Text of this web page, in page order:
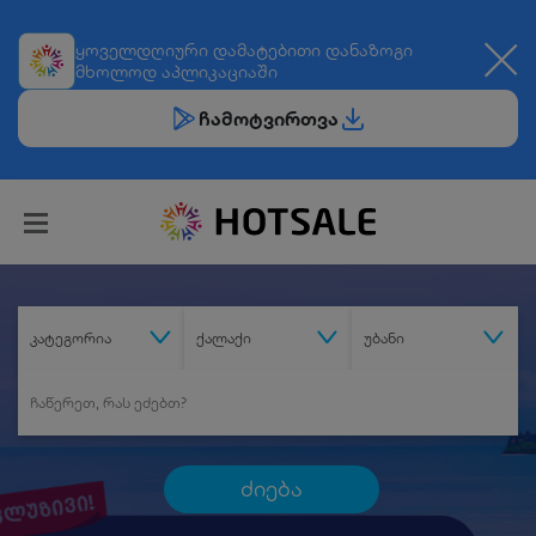
ყოველდღიური დამატებითი დანაზოგი
მხოლოდ აპლიკაციაში
ჩამოტვირთვა
კატეგორია ქალაქი უბანი
ძიება